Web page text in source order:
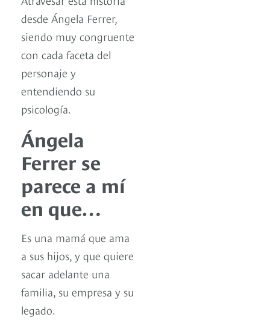
desde Ángela Ferrer,
siendo muy congruente
con cada faceta del
personaje y
entendiendo su
psicología.
Ángela
Ferrer se
parece a mí
en que…
Es una mamá que ama
a sus hijos, y que quiere
sacar adelante una
familia, su empresa y su
legado.